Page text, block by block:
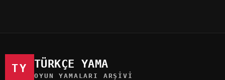
TY TÜRKÇE YAMA
OYUN YAMALARI ARŞIVI